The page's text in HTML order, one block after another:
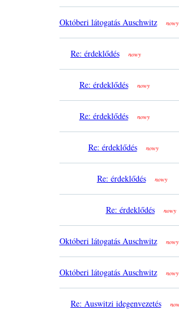
Októberi látogatás Auschwitz nowy
Re: érdeklődés nowy
Re: érdeklődés nowy
Re: érdeklődés nowy
Re: érdeklődés nowy
Re: érdeklődés nowy
Re: érdeklődés nowy
Októberi látogatás Auschwitz nowy
Októberi látogatás Auschwitz nowy
Re: Auswitzi idegenvezetés